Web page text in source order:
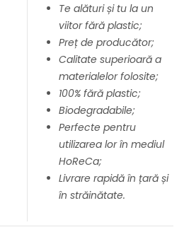
Te alături și tu la un
viitor fără plastic;
Preț de producător;
Calitate superioară a
materialelor folosite;
100% fără plastic;
Biodegradabile;
Perfecte pentru
utilizarea lor în mediul
HoReCa;
Livrare rapidă în țară și
în străinătate.